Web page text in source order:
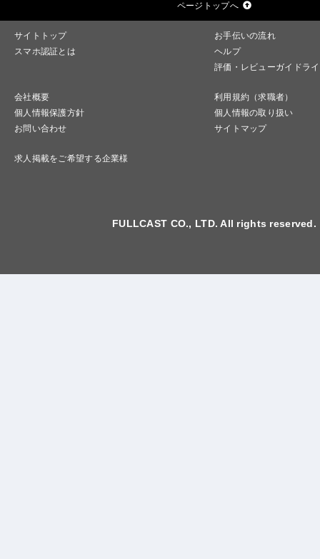
ページトップへ
サイトトップ
お手伝いの流れ
スマホ認証とは
ヘルプ
評価・レビューガイドラ
会社概要
利用規約（求職者）
個人情報保護方針
個人情報の取り扱い
お問い合わせ
サイトマップ
求人掲載をご希望する企業様
FULLCAST CO., LTD. All rights reserved.